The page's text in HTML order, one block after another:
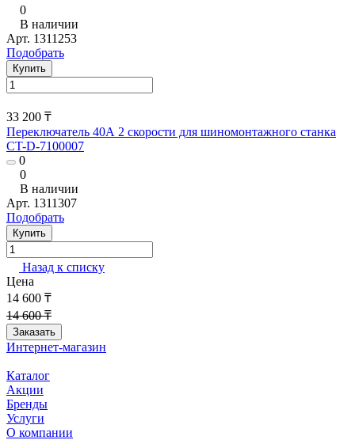
0
В наличии
Арт. 1311253
Подобрать
Купить
33 200 ₸
Переключатель 40А 2 скорости для шиномонтажного станка
CT-D-7100007
0
0
В наличии
Арт. 1311307
Подобрать
Купить
Назад к списку
Цена
14 600 ₸
14 600 ₸
Заказать
Интернет-магазин
Каталог
Акции
Бренды
Услуги
О компании